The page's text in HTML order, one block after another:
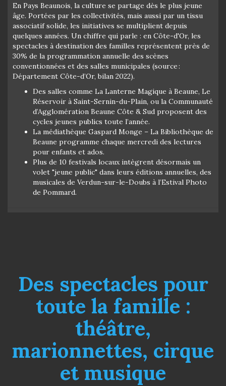
En Pays Beaunois, la culture se partage dès le plus jeune
âge. Portées par les collectivités, mais aussi par un tissu
associatif solide, les initiatives se multiplient depuis
quelques années. Un chiffre qui parle : en Côte-d'Or, les
spectacles à destination des familles représentent près de
30% de la programmation annuelle des scènes
conventionnées et des salles municipales (source :
Département Côte-d’Or, bilan 2022).
Des salles comme La Lanterne Magique à Beaune, Le
Réservoir à Saint-Sernin-du-Plain, ou la Communauté
d’Agglomération Beaune Côte & Sud proposent des
cycles jeunes publics toute l’année.
La médiathèque Gaspard Monge – La Bibliothèque de
Beaune programme chaque mercredi des lectures
pour enfants et ados.
Plus de 10 festivals locaux intègrent désormais un
volet "jeune public" dans leurs éditions annuelles, des
musicales de Verdun-sur-le-Doubs à l’Estival Photo
de Pommard.
Des spectacles pour
toute la famille :
théâtre,
marionnettes, cirque
et musique